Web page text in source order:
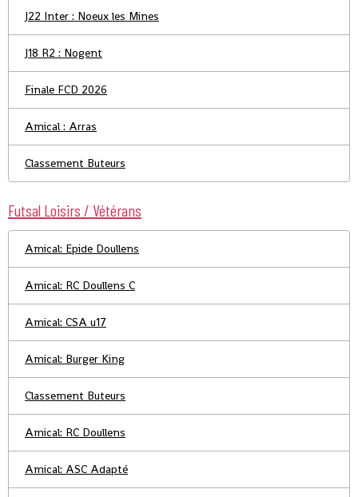
J22 Inter : Noeux les Mines
J18 R2 : Nogent
Finale FCD 2026
Amical : Arras
Classement Buteurs
Futsal Loisirs / Vétérans
Amical: Epide Doullens
Amical: RC Doullens C
Amical: CSA u17
Amical: Burger King
Classement Buteurs
Amical: RC Doullens
Amical: ASC Adapté